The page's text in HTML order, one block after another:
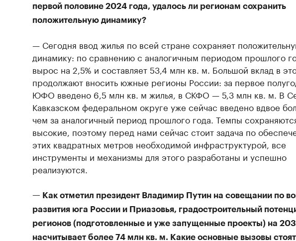
первой половине 2024 года, удалось ли регионам сохранить
положительную динамику?
— Сегодня ввод жилья по всей стране сохраняет
динамику: по сравнению с аналогичным периодом прошлого
вырос на 2,5% и составляет 53,4 млн кв. м. Большой вклад в
продолжают вносить южные регионы России: за первое
ЮФО введено 6,5 млн кв. м жилья, в СКФО — 5,3 млн кв. м. В
Кавказском федеральном округе уже сейчас введено вдвое
чем за аналогичный период прошлого года. Темпы
высокие, поэтому перед нами сейчас стоит задача по
этих квадратных метров необходимой инфраструктурой, все
инструменты и механизмы для этого разработаны и успешно
реализуются.
— Как отметил президент Владимир Путин на совещании по
развития юга России и Приазовья, градостроительный
регионов (подготовленные и уже запущенные проекты) на
насчитывает более 74 млн кв. м. Какие основные вызовы